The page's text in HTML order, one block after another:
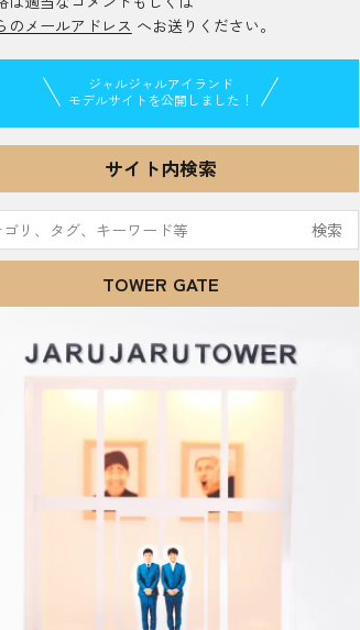
のメールアドレス へお送りください。
ジャルジャルアイランド
モデルサイトを公開しました！
サイト内検索
TOWER GATE